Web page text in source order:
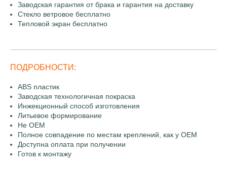
Заводская гарантия от брака и гарантия на доставку
Стекло ветровое бесплатно
Тепловой экран бесплатно
ПОДРОБНОСТИ:
ABS пластик
Заводская технологичная покраска
Инжекционный способ изготовления
Литьевое формирование
Не OEM
Полное совпадение по местам креплений, как у OEM
Доступна оплата при получении
Готов к монтажу